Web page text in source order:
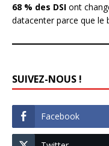
68 % des DSI ont
datacenter parce que le
SUIVEZ-NOUS !
Facebook